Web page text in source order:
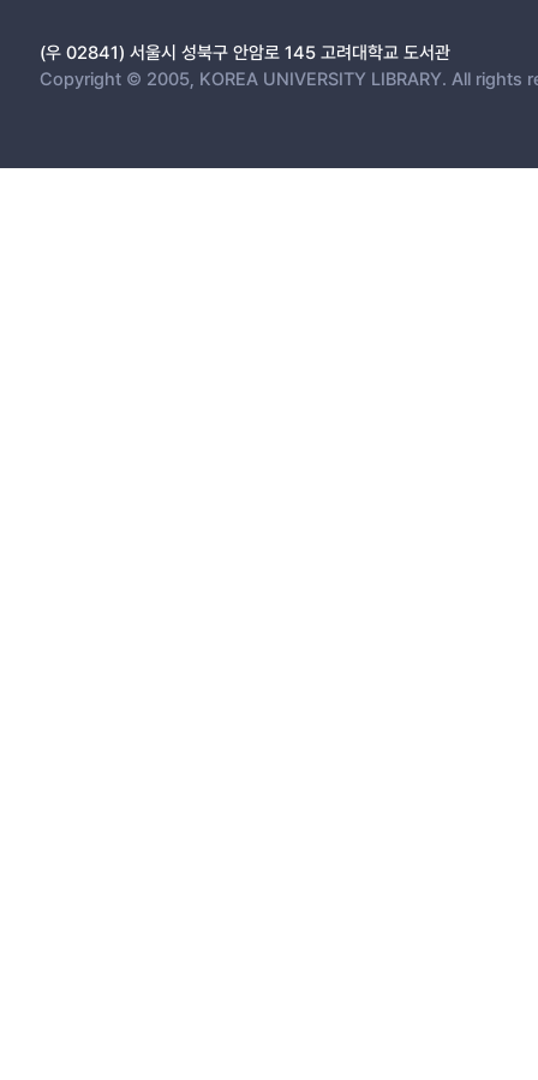
(우 02841) 서울시 성북구 안암로 145 고려대학교 도서관
Copyright © 2005, KOREA UNIVERSITY LIBRARY. All rights